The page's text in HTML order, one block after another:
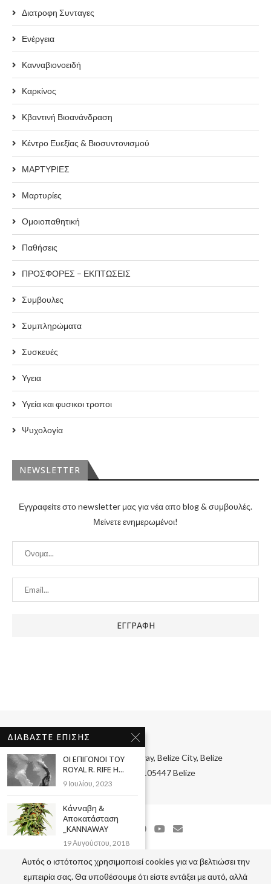
Διατροφη Συνταγες
Ενέργεια
Κανναβιονοειδή
Καρκίνος
Κβαντινή Βιοανάνδραση
Κέντρο Ευεξίας & Βιοσυντονισμού
ΜΑΡΤΥΡΙΕΣ
Μαρτυρίες
Ομοιοπαθητική
Παθήσεις
ΠΡΟΣΦΟΡΕΣ – ΕΚΠΤΩΣΕΙΣ
Συμβουλες
Συμπληρώματα
Συσκευές
Υγεια
Υγεία και φυσικοι τροποι
Ψυχολογία
NEWSLETTER
Εγγραφείτε στο newsletter μας για νέα απο blog & συμβουλές.
Μείνετε ενημερωμένοι!
1 ½ Miles Northern Highway, Belize City, Belize
Registration No : 105447 Belize
ΔΙΑΒΆΣΤΕ ΕΠΊΣΗΣ
ΟΙ ΕΠΙΓΟΝΟΙ ΤΟΥ
ROYAL R. RIFE Η...
9 Ιουλίου, 2023
Κάνναβη &
Αποκατάσταση
_KANNAWAY
19 Αυγούστου, 2018
Covid19 συσκευή
SARS Vivamus
Αυτός ο ιστότοπος χρησιμοποιεί cookies για να βελτιώσει την
εμπειρία σας. Θα υποθέσουμε ότι είστε εντάξει με αυτό, αλλά